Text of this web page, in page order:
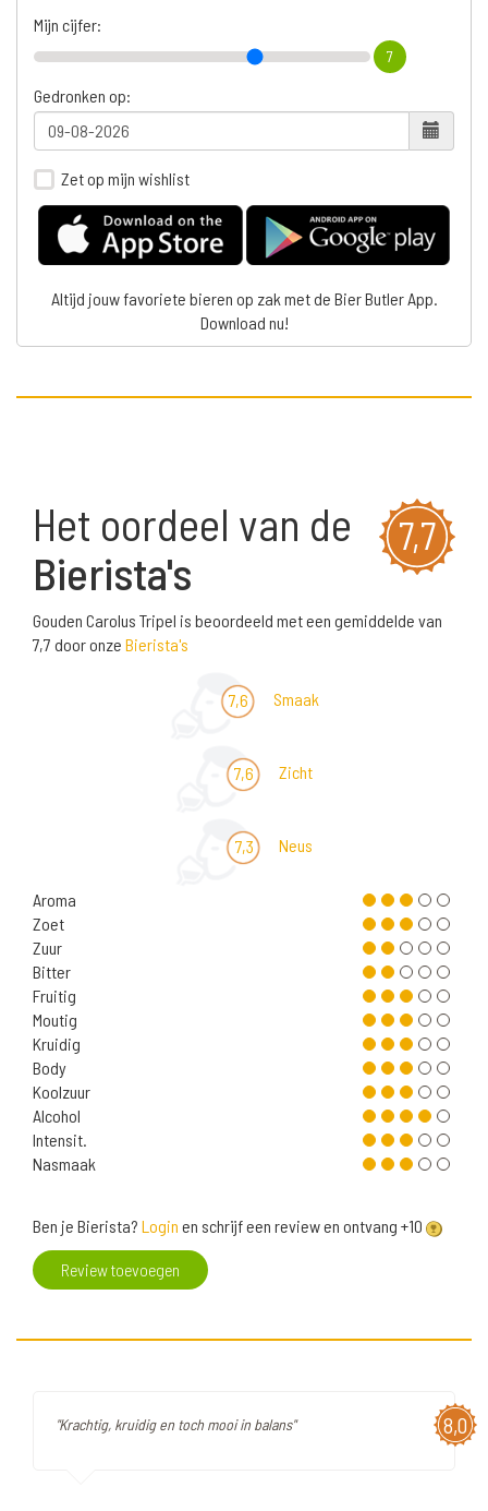
Mijn cijfer:
7
Gedronken op:
Zet op mijn wishlist
Altijd jouw favoriete bieren op zak met de Bier Butler App.
Download nu!
7,7
Het oordeel van de
Bierista's
Gouden Carolus Tripel is beoordeeld met een gemiddelde van
7,7 door onze Bierista's
7,6 Smaak
7,6 Zicht
7,3 Neus
Aroma
Zoet
Zuur
Bitter
Fruitig
Moutig
Kruidig
Body
Koolzuur
Alcohol
Intensit.
Nasmaak
Ben je Bierista? Login en schrijf een review en ontvang +10
Review toevoegen
8,0
"Krachtig, kruidig en toch mooi in balans"